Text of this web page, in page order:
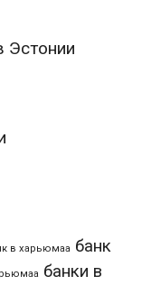
Эстонии
в харьюмаа банк
банки в